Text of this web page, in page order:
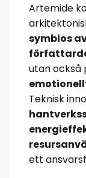
Artemide
symbios
utan också
Teknisk
ett